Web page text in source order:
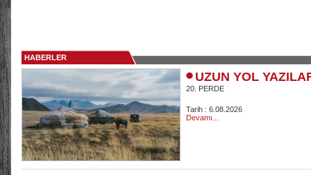
HABERLER
UZUN YOL
20. PERDE
Tarih : 6.08.2026
Devamı...